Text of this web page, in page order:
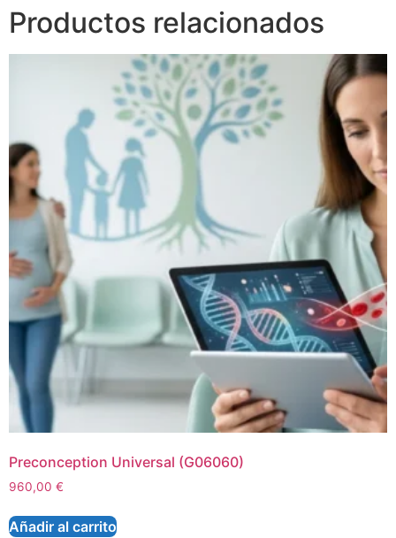
Productos relacionados
Preconception Universal (G06060)
960,00 €
Añadir al carrito